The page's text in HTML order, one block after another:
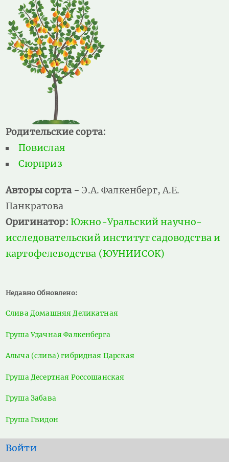
Родительские сорта:
Повислая
Сюрприз
Авторы сорта - Э.А. Фалкенберг, А.Е.
Панкратова
Оригинатор: Южно-Уральский научно-
исследовательский институт садоводства и
картофелеводства (ЮУНИИСОК)
Недавно Обновлено:
Слива Домашняя Деликатная
Груша Удачная Фалкенберга
Алыча (слива) гибридная Царская
Груша Десертная Россошанская
Груша Забава
Груша Гвидон
User
Войти